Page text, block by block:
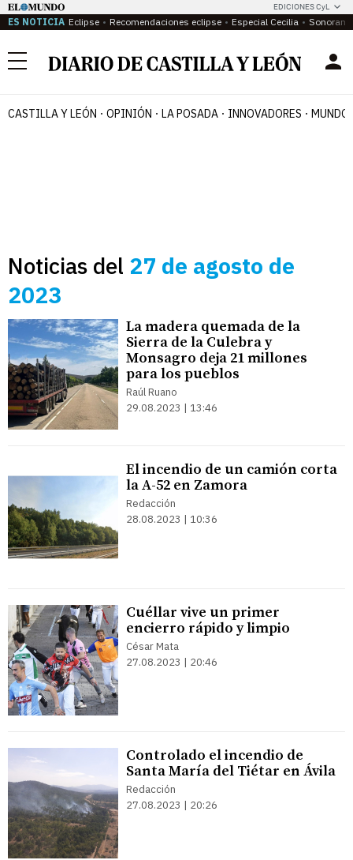
EDICIONES CyL
ES NOTICIA Eclipse Recomendaciones eclipse Especial Cecilia
Menú
CASTILLA Y LEÓN OPINIÓN LA POSADA INNOVADORES MUNDO
Noticias del 27 de agosto de
2023
La madera quemada de la
Sierra de la Culebra y
Monsagro deja 21 millones
para los pueblos
Raúl Ruano
29.08.2023 | 13:46
El incendio de un camión corta
la A-52 en Zamora
Redacción
28.08.2023 | 10:36
Cuéllar vive un primer
encierro rápido y limpio
César Mata
27.08.2023 | 20:46
Controlado el incendio de
Santa María del Tiétar en Ávila
Redacción
27.08.2023 | 20:26